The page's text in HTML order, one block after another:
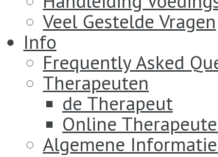
Veel Gestelde Vragen
Info
Frequently Asked
Therapeuten
de Therapeut
Online
Algemene